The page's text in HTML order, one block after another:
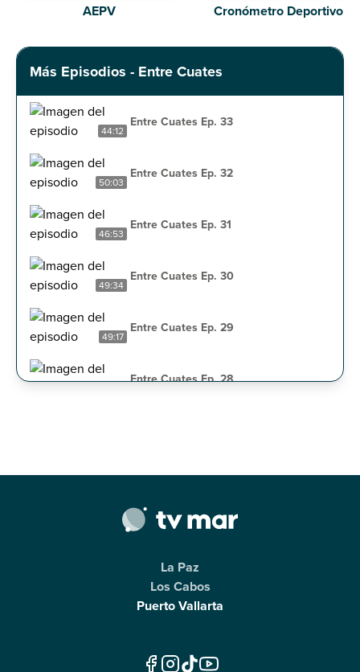
AEPV Cronómetro Deportivo
Más Episodios - Entre Cuates
44:12
Entre Cuates Ep. 33
50:03
Entre Cuates Ep. 32
46:53
Entre Cuates Ep. 31
49:34
Entre Cuates Ep. 30
49:17
Entre Cuates Ep. 29
Entre Cuates Ep. 28
Entre Cuates Ep. 25
Entre Cuates Ep. 24
La Paz
Los Cabos
Puerto Vallarta